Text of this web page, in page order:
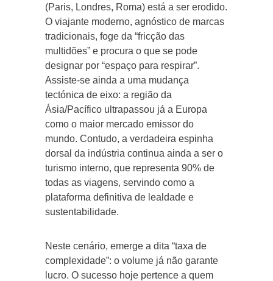
(Paris, Londres, Roma) está a ser erodido.
O viajante moderno, agnóstico de marcas
tradicionais, foge da “fricção das
multidões” e procura o que se pode
designar por “espaço para respirar”.
Assiste-se ainda a uma mudança
tectónica de eixo: a região da
Ásia/Pacífico ultrapassou já a Europa
como o maior mercado emissor do
mundo. Contudo, a verdadeira espinha
dorsal da indústria continua ainda a ser o
turismo interno, que representa 90% de
todas as viagens, servindo como a
plataforma definitiva de lealdade e
sustentabilidade.
Neste cenário, emerge a dita “taxa de
complexidade”: o volume já não garante
lucro. O sucesso hoje pertence a quem